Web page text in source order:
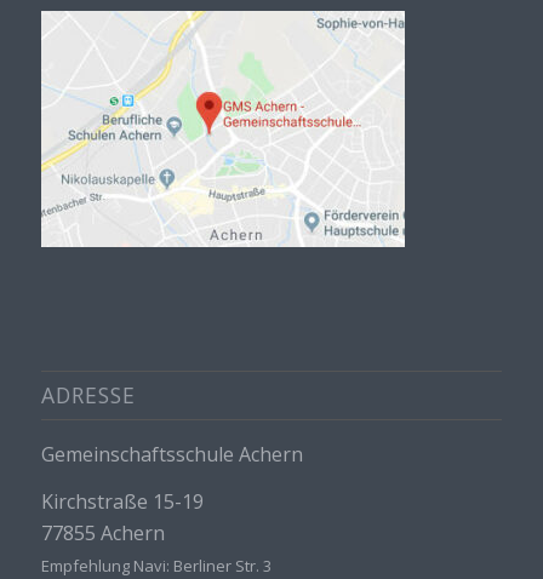
ADRESSE
Gemeinschaftsschule Achern
Kirchstraße 15-19
77855 Achern
Empfehlung Navi: Berliner Str. 3